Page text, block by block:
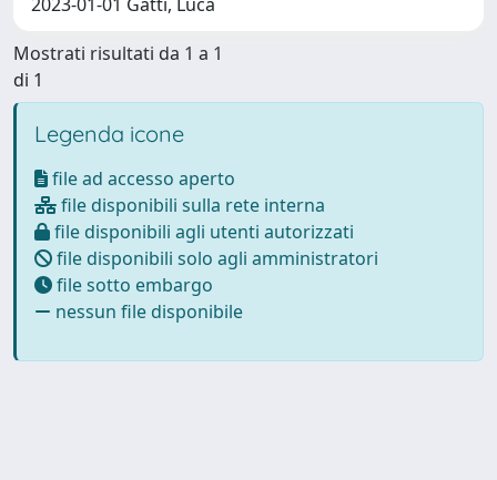
Mostrati risultati da 1 a 1
di 1
Legenda icone
file ad accesso aperto
file disponibili sulla rete interna
file disponibili agli utenti autorizzati
file disponibili solo agli amministratori
file sotto embargo
nessun file disponibile